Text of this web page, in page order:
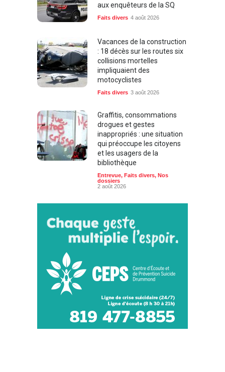
aux enquêteurs de la SQ
Faits divers 4 août 2026
Vacances de la construction
: 18 décès sur les routes six
collisions mortelles
impliquaient des
motocyclistes
Faits divers 3 août 2026
Graffitis, consommations
drogues et gestes
inappropriés : une situation
qui préoccupe les citoyens
et les usagers de la
bibliothèque
Entrevue, Faits divers, Nos
dossiers
2 août 2026